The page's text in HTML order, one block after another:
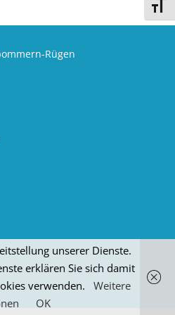
Rügen
unserer Dienste.
erklären Sie sich damit
verwenden.
Weitere
OK